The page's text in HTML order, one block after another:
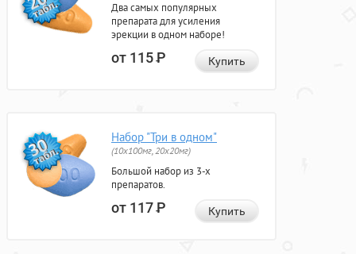
Два самых популярных
препарата для усиления
эрекции в одном наборе!
от 115Р Купить
Набор "Три в одном"
(10x100мг, 20x20мг)
Большой набор из 3-х
препаратов.
от 117Р Купить